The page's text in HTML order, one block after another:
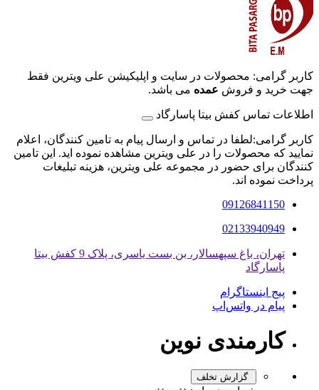
کاربر گرامی: محصولات در سایت و اپلیکیشن علی ویترین فقط
جهت خرید و فروش عمده می باشد.
اطلاعات تماس کفش بیتا پاسارگاد
کاربر گرامی:لطفا در تماس و ارسال پیام به تامین کنندگان، اعلام
نمایید که محصولات را در علی ویترین مشاهده نموده اید. این تامین
کنندگان برای حضور در مجموعه علی ویترین، هزینه تبلیغات
پرداخت نموده اند.
09126841150
02133940949
تهران، باغ سپهسالار، بن بست یاسری، پلاک 9 کفش بیتا
پاسارگاد
پیج اینستاگرام
پیام در واتس‌اپ
کارمندی نوین
گزارش تخلف